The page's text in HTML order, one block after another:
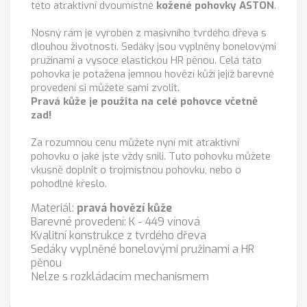
této atraktivní dvoumístné kožené pohovky ASTON.
Nosný rám je vyroben z masivního tvrdého dřeva s
dlouhou životností. Sedáky jsou vyplněny bonelovými
pružinami a vysoce elastickou HR pěnou. Celá tato
pohovka je potažena jemnou hovězí kůží jejíž barevné
provedení si můžete sami zvolit.
Pravá kůže je použita na celé pohovce včetně
zad!
Za rozumnou cenu můžete nyní mít atraktivní
pohovku o jaké jste vždy snili. Tuto pohovku můžete
vkusně doplnit o trojmístnou pohovku, nebo o
pohodlné křeslo.
Materiál: pravá hovězí kůže
Barevné provedení: K - 449 vínová
Kvalitní konstrukce z tvrdého dřeva
Sedáky vyplněné bonelovými pružinami a HR
pěnou
Nelze s rozkládacím mechanismem